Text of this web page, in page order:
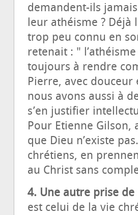
demandent-ils
leur athéisme ?
trop peu connu en
retenait : "
toujours à rendre
Pierre, avec douceur
nous avons aussi à
s’en justifier
Pour Etienne Gilson,
que Dieu n’existe
chrétiens, en
au Christ sans
4. Une autre prise
est celui de la vie